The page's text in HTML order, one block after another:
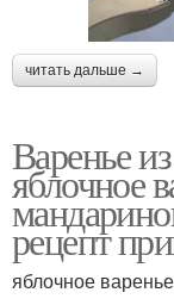
читать дальше →
Варенье
яблочное
рецепт
яблочное